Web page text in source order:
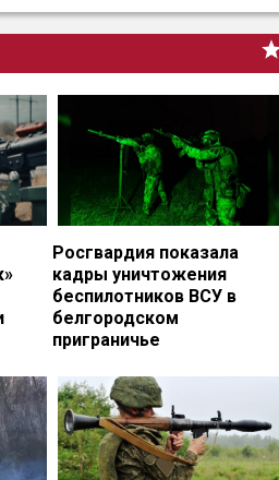
Росгвардия показала
кадры уничтожения
беспилотников ВСУ в
белгородском
приграничье